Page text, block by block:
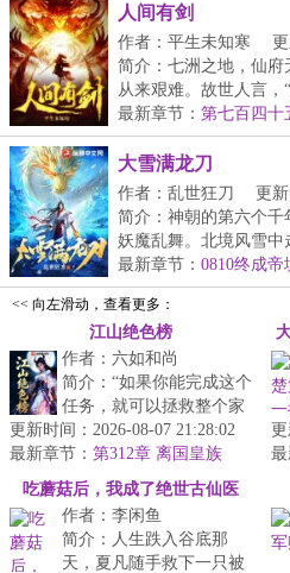
人间有剑
作者：平生未知寒
简介：七洲之地，仙
从来艰难。故世人言，
最新章节： 第七百四十
大雪满龙刀
作者：乱世狂刀
更
简介：神朝的第六个千
妖魔乱舞。北境风雪
最新章节： 0810终成帝
<< 向左滑动，查看更多：
江山绝色榜
作者：六如和尚
简介：“如果你能完成这个
任务，就可以拯救整个家
族。”“什么任务？”“勾引
一个女魔头。”...
更新时间：2026-08-07 21:28:02
最新章节： 第312章 离国皇族
最
吃蘑菇后，我成了绝世古仙医
作者：李闲鱼
简介：人生跌入谷底那
天，夏凡随手救下一只被